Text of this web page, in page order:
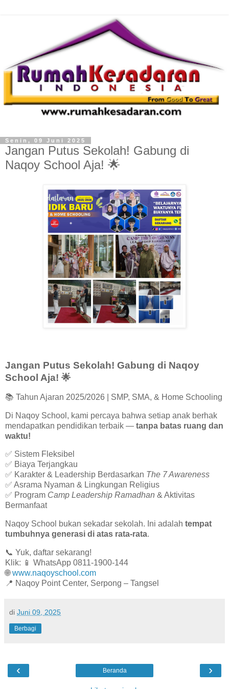
Senin, 09 Juni 2025
Jangan Putus Sekolah! Gabung di
Naqoy School Aja! 🌟
Jangan Putus Sekolah! Gabung di Naqoy
School Aja! 🌟
📚 Tahun Ajaran 2025/2026 | SMP, SMA, & Home Schooling
Di Naqoy School, kami percaya bahwa setiap anak berhak
mendapatkan pendidikan terbaik — tanpa batas ruang dan
waktu!
✅ Sistem Fleksibel
✅ Biaya Terjangkau
✅ Karakter & Leadership Berdasarkan The 7 Awareness
✅ Asrama Nyaman & Lingkungan Religius
✅ Program Camp Leadership Ramadhan & Aktivitas
Bermanfaat
Naqoy School bukan sekadar sekolah. Ini adalah tempat
tumbuhnya generasi di atas rata-rata.
📞 Yuk, daftar sekarang!
Klik: 📱 WhatsApp 0811-1900-144
🌐www.naqoyschool.com
📍 Naqoy Point Center, Serpong – Tangsel
di Juni 09, 2025
Berbagi
‹ ›
Beranda